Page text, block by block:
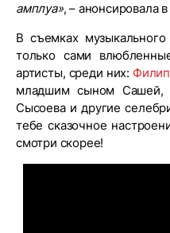
амплуа», – анонсировала
В съемках
только сами
артисты, среди них:
младшим сыном Сашей,
Сысоева и другие
тебе сказочное
смотри скорее!